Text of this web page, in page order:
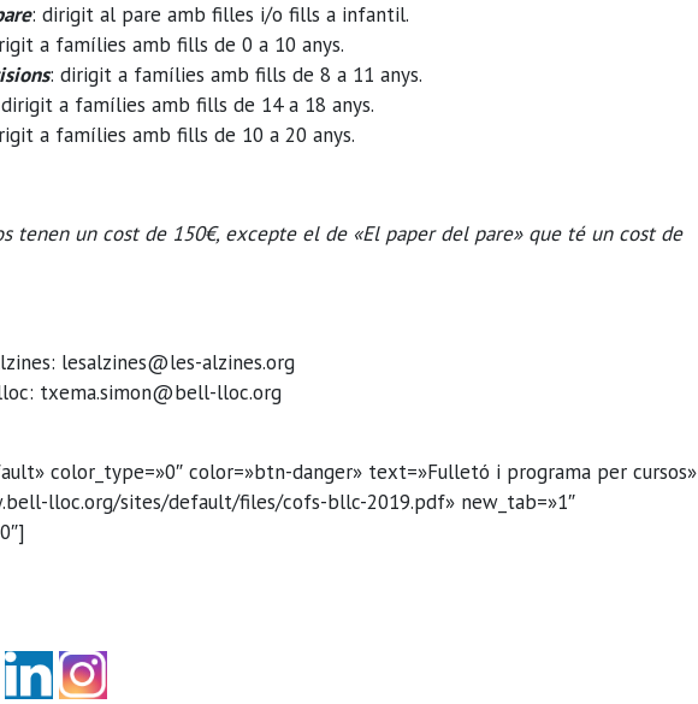
: dirigit al pare amb filles i/o fills a infantil.
a famílies amb fills de 0 a 10 anys.
: dirigit a famílies amb fills de 8 a 11 anys.
a famílies amb fills de 14 a 18 anys.
a famílies amb fills de 10 a 20 anys.
tenen un cost de 150€, excepte el de «El paper del pare» que té un cost de
lesalzines@les-alzines.org
txema.simon@bell-lloc.org
color_type=»0″ color=»btn-danger» text=»Fulletó i programa per cursos»
lloc.org/sites/default/files/cofs-bllc-2019.pdf» new_tab=»1″